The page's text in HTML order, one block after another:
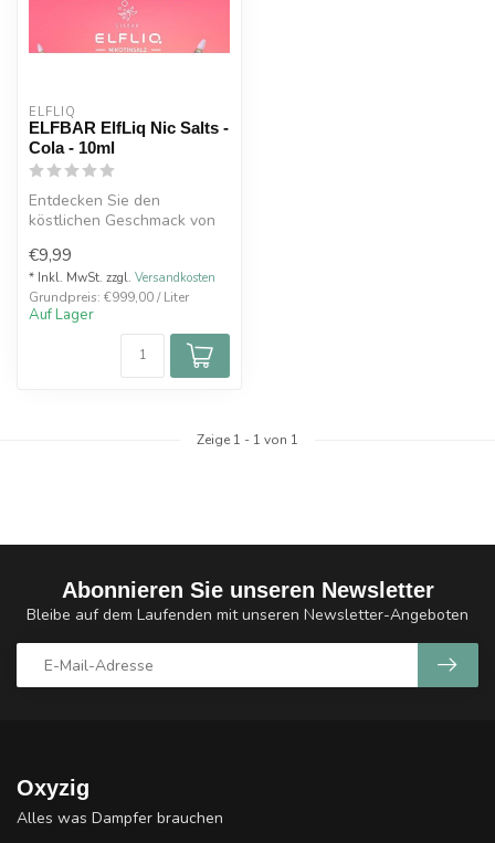
ELFLIQ
ELFBAR ElfLiq Nic Salts -
Cola - 10ml
Entdecken Sie den
köstlichen Geschmack von
Diese Cola El...
€9,99
* Inkl. MwSt. zzgl. Versandkosten
Grundpreis: €999,00 / Liter
Auf Lager
Zeige 1 - 1 von 1
Abonnieren Sie unseren Newsletter
Bleibe auf dem Laufenden mit unseren Newsletter-Angeboten
Oxyzig
Alles was Dampfer brauchen